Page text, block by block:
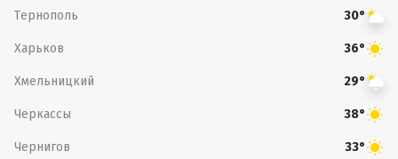
Тернополь 30°
Харьков 36°
Хмельницкий 29°
Черкассы 38°
Чернигов 33°